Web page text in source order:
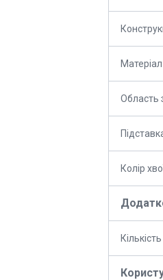
Область
Колір